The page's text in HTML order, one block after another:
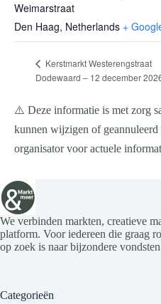
Weimarstraat
Den Haag, Netherlands +
Kerstmarkt Westerengstraat
Dodewaard – 12 december
⚠️ Deze informatie is met zorg
kunnen wijzigen of
organisator voor actuele
We verbinden markten, creatieve
platform. Voor iedereen die graag
op zoek is naar bijzondere
Categorieën